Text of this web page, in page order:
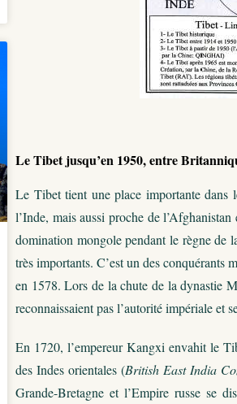
Le Tibet jusqu’en 1950, entre
Le Tibet tient une place importante dans
l’Inde, mais aussi proche de
domination mongole pendant le règne de
très importants. C’est un des
en 1578. Lors de la chute de la dynastie
reconnaissaient pas l’autorité impériale et
En 1720, l’empereur Kangxi envahit le
des Indes orientales (British East India
Grande-Bretagne et l’Empire russe se